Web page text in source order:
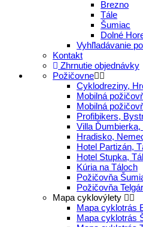
Brezno
Tále
Šumiac
Dolné
Vyhľladávanie
Kontakt
Zhrnutie objednávky
Požičovne
Cyklodreziny,
Mobilná
Mobilná
Profibikers,
Villa
Hradisko,
Hotel Partizán,
Hotel Stupka,
Kúria na Táloch
Požičovňa
Požičovňa
Mapa cyklovýlety
Mapa cyklotrás
Mapa cyklotrás